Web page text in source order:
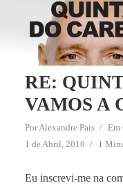
RE:
VAMOS A
PorAlexandre Pais Em
1 de Abril, 2010
1
Eu inscrevi-me na